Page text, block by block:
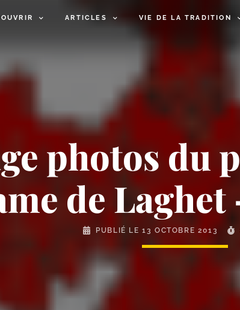
ARTICLES VIE DE LA TRADITION
photos du
de
PUBLIÉ LE13 OCTOBRE 2013